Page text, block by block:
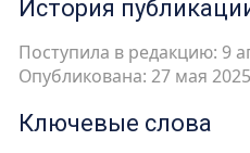
История
Поступила в редакцию: 9
Опубликована: 27 мая
Ключевые слова